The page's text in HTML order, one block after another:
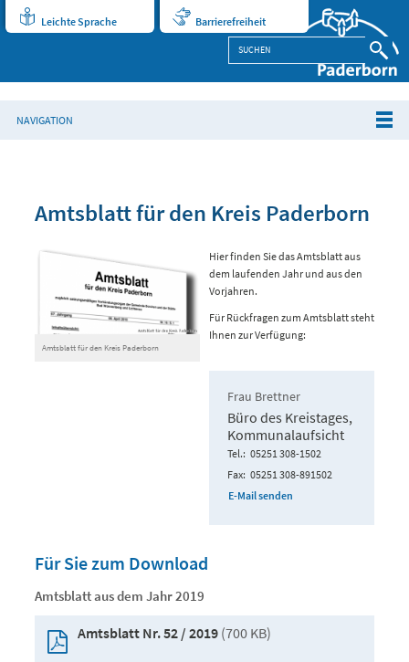
Leichte Sprache Barrierefreiheit
NAVIGATION
Amtsblatt für den Kreis Paderborn
Amtsblatt für den Kreis Paderborn
Hier finden Sie das Amtsblatt aus
dem laufenden Jahr und aus den
Vorjahren.
Für Rückfragen zum Amtsblatt steht
Ihnen zur Verfügung:
Frau Brettner
Büro des Kreistages,
Kommunalaufsicht
Tel. 05251 308-1502
Fax 05251 308-891502
E-Mail senden
Für Sie zum Download
Amtsblatt aus dem Jahr 2019
Amtsblatt Nr. 52 / 2019(700 KB)